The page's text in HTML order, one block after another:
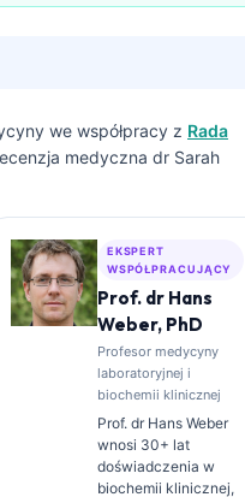
we współpracy z Rada
medyczna dr Sarah
EKSPERT
WSPÓŁPRACUJĄCY
Prof. dr Hans
Weber, PhD
Profesor medycyny
laboratoryjnej i
biochemii klinicznej
Prof. dr Hans Weber
wnosi 30+ lat
doświadczenia w
biochemii klinicznej,